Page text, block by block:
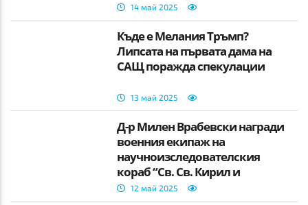
14 май 2025
Къде е Мелания Тръмп?
Липсата на първата дама на
САЩ поражда спекулации
13 май 2025
Д-р Милен Врабевски награди
военния екипаж на
научноизследователския
кораб “Св. Св. Кирил и
Методий”
12 май 2025